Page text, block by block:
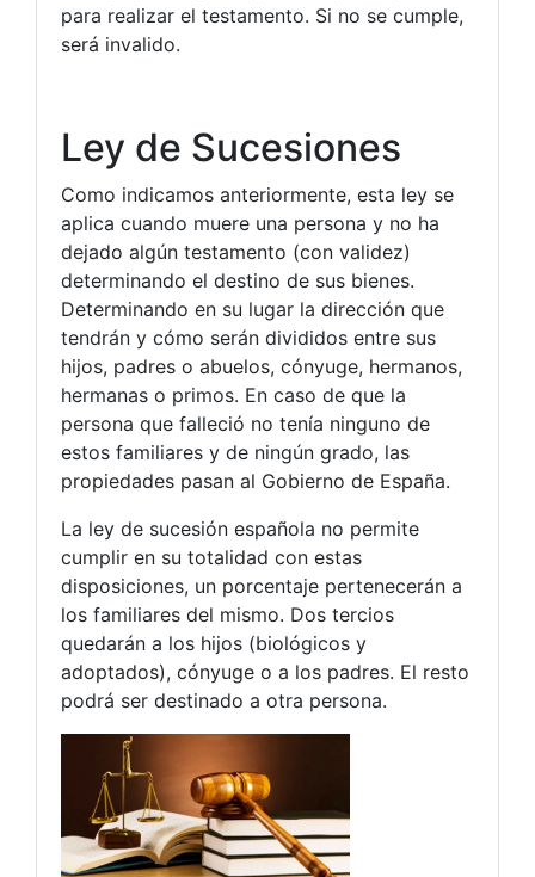
para realizar el testamento. Si no se cumple,
será invalido.
Ley de Sucesiones
Como indicamos anteriormente, esta ley se
aplica cuando muere una persona y no ha
dejado algún testamento (con validez)
determinando el destino de sus bienes.
Determinando en su lugar la dirección que
tendrán y cómo serán divididos entre sus
hijos, padres o abuelos, cónyuge, hermanos,
hermanas o primos. En caso de que la
persona que falleció no tenía ninguno de
estos familiares y de ningún grado, las
propiedades pasan al Gobierno de España.
La ley de sucesión española no permite
cumplir en su totalidad con estas
disposiciones, un porcentaje pertenecerán a
los familiares del mismo. Dos tercios
quedarán a los hijos (biológicos y
adoptados), cónyuge o a los padres. El resto
podrá ser destinado a otra persona.